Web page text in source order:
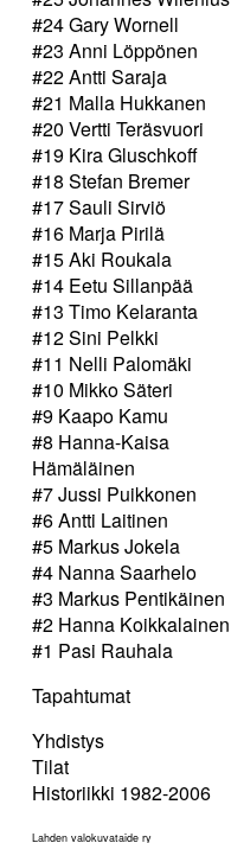
#24 Gary Wornell
#23 Anni Löppönen
#22 Antti Saraja
#21 Malla Hukkanen
#20 Vertti Teräsvuori
#19 Kira Gluschkoff
#18 Stefan Bremer
#17 Sauli Sirviö
#16 Marja Pirilä
#15 Aki Roukala
#14 Eetu Sillanpää
#13 Timo Kelaranta
#12 Sini Pelkki
#11 Nelli Palomäki
#10 Mikko Säteri
#9 Kaapo Kamu
#8 Hanna-Kaisa
Hämäläinen
#7 Jussi Puikkonen
#6 Antti Laitinen
#5 Markus Jokela
#4 Nanna Saarhelo
#3 Markus Pentikäinen
#2 Hanna Koikkalainen
#1 Pasi Rauhala
Tapahtumat
Yhdistys
Tilat
Historiikki 1982-2006
Lahden valokuvataide ry